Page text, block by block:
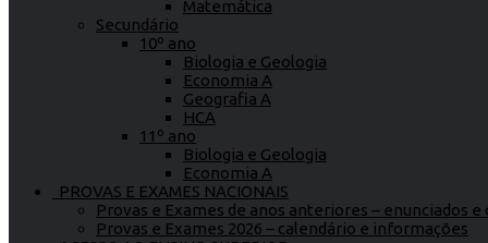
Matemática
Secundário
10º ano
Biologia e Geologia
Economia A
Geografia A
HCA
11º ano
Biologia e Geologia
Economia A
PROVAS E EXAMES NACIONAIS
Provas e Exames de anos anteriores – enunciados
Provas e Exames 2026 – calendário e informações